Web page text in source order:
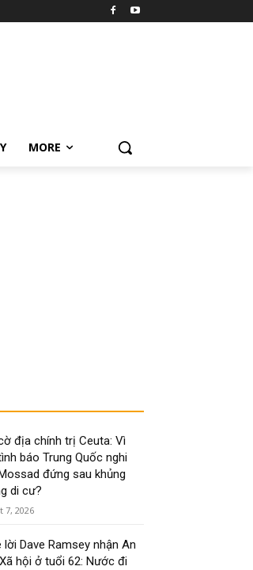
MORE
địa chính trị Ceuta: Vì
báo Trung Quốc nghi
đứng sau khủng
di cư?
7, 2026
lời Dave Ramsey nhận An
hội ở tuổi 62: Nước đi